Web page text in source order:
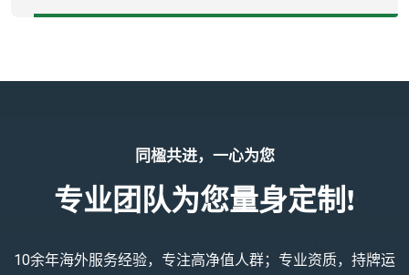
同楹共进，一心为您
专业团队为您量身定制!
10余年海外服务经验，专注高净值人群；专业资质，持牌运